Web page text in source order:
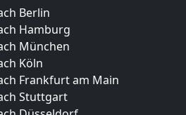
Berlin
Hamburg
München
Köln
Frankfurt am Main
Stuttgart